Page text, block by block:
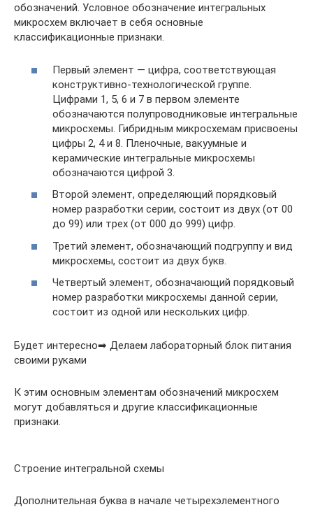
обозначений. Условное обозначение интегральных
микросхем включает в себя основные
классификационные признаки.
Первый элемент — цифра, соответствующая
конструктивно-технологической группе.
Цифрами 1, 5, 6 и 7 в первом элементе
обозначаются полупроводниковые интегральные
микросхемы. Гибридным микросхемам присвоены
цифры 2, 4 и 8. Пленочные, вакуумные и
керамические интегральные микросхемы
обозначаются цифрой 3.
Второй элемент, определяющий порядковый
номер разработки серии, состоит из двух (от 00
до 99) или трех (от 000 до 999) цифр.
Третий элемент, обозначающий подгруппу и вид
микросхемы, состоит из двух букв.
Четвертый элемент, обозначающий порядковый
номер разработки микросхемы данной серии,
состоит из одной или нескольких цифр.
Будет интересно➡ Делаем лабораторный блок питания
своими руками
К этим основным элементам обозначений микросхем
могут добавляться и другие классификационные
признаки.
Строение интегральной схемы
Дополнительная буква в начале четырехэлементного